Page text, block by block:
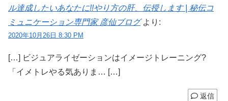
ル達成したいあなたに!!やり方の肝、伝授します | 秘伝コ
ミュニケーション専門家 彦仙ブログ より:
2020年10月26日 8:30 PM
[…] ビジュアライゼーションはイメージトレーニング?
「イメトレやる気ありま… […]
返信